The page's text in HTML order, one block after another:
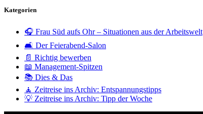
Kategorien
🎧 Frau Süd aufs Ohr – Situationen aus der Arbeitswelt
🛋️ Der Feierabend-Salon
📄 Richtig bewerben
📖 Management-Spitzen
📚 Dies & Das
🧘 Zeitreise ins Archiv: Entspannungstipps
💡 Zeitreise ins Archiv: Tipp der Woche